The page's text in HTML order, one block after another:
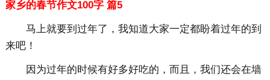
家乡的春节作文100字 篇5
马上就要到过年了，我知道大家一定都盼着过年的到
来吧！
因为过年的时候有好多好吃的，而且，我们还会在墙